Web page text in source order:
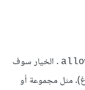
. الخيار سوف
مثل مجموعة أو